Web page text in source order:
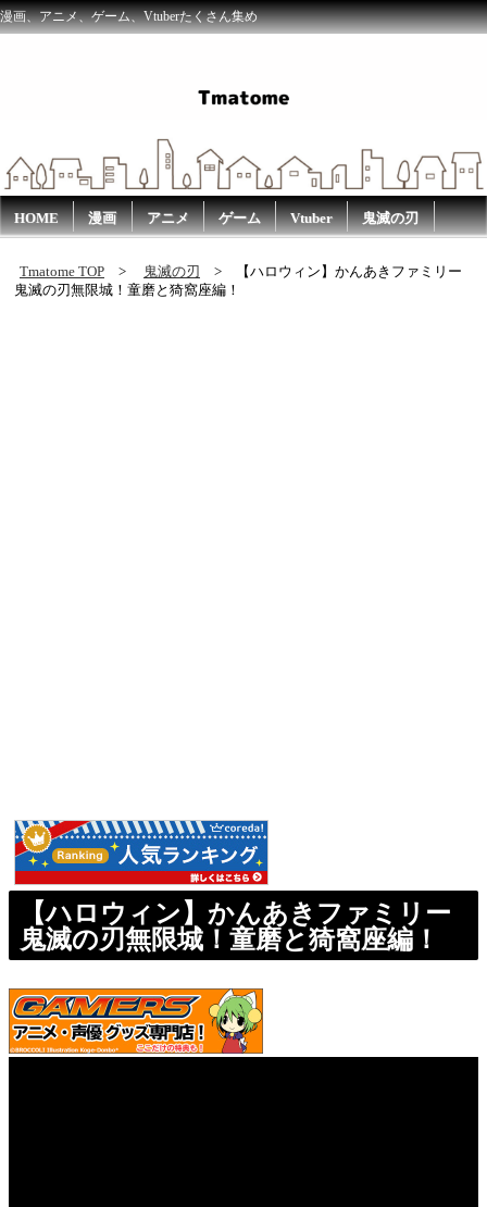
漫画、アニメ、ゲーム、Vtuberたくさん集め
HOME 漫画 アニメ ゲーム Vtuber 鬼滅の刃
Tmatome TOP 鬼滅の刃
【ハロウィン】かんあきファミリー
鬼滅の刃無限城！童磨と猗窩座編！
【ハロウィン】かんあきファミリー
鬼滅の刃無限城！童磨と猗窩座編！